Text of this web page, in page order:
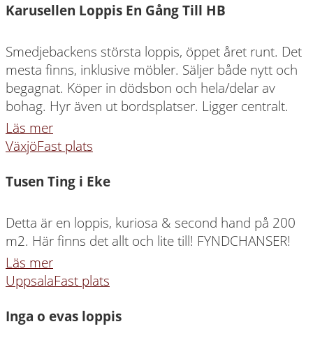
Karusellen Loppis En Gång Till HB
Smedjebackens största loppis, öppet året runt. Det
mesta finns, inklusive möbler. Säljer både nytt och
begagnat. Köper in dödsbon och hela/delar av
bohag. Hyr även ut bordsplatser. Ligger centralt.
Läs mer
VäxjöFast plats
Tusen Ting i Eke
Detta är en loppis, kuriosa & second hand på 200
m2. Här finns det allt och lite till! FYNDCHANSER!
Läs mer
UppsalaFast plats
Inga o evas loppis